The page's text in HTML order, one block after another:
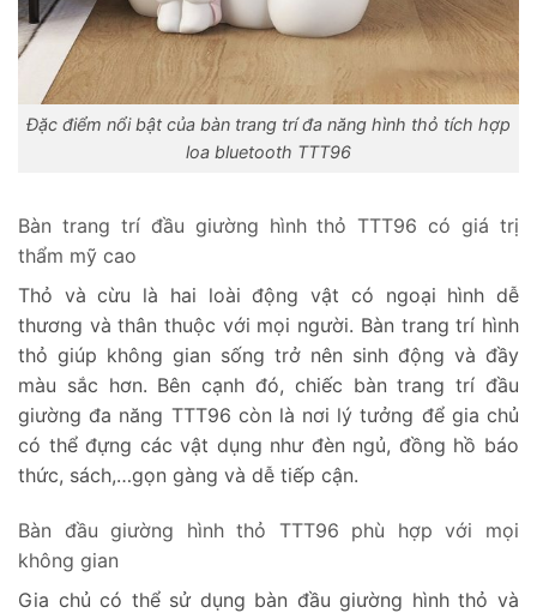
Đặc điểm nổi bật của bàn trang trí đa năng hình thỏ tích hợp
loa bluetooth TTT96
Bàn trang trí đầu giường hình thỏ TTT96 có giá trị
thẩm mỹ cao
Thỏ và cừu là hai loài động vật có ngoại hình dễ
thương và thân thuộc với mọi người. Bàn trang trí hình
thỏ giúp không gian sống trở nên sinh động và đầy
màu sắc hơn. Bên cạnh đó, chiếc bàn trang trí đầu
giường đa năng TTT96 còn là nơi lý tưởng để gia chủ
có thể đựng các vật dụng như đèn ngủ, đồng hồ báo
thức, sách,…gọn gàng và dễ tiếp cận.
Bàn đầu giường hình thỏ TTT96 phù hợp với mọi
không gian
Gia chủ có thể sử dụng bàn đầu giường hình thỏ và